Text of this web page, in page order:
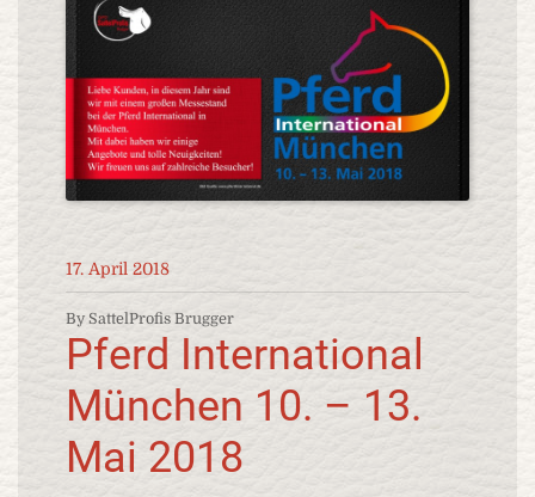
17. April 2018
By SattelProfis Brugger
Pferd International
München 10. – 13.
Mai 2018